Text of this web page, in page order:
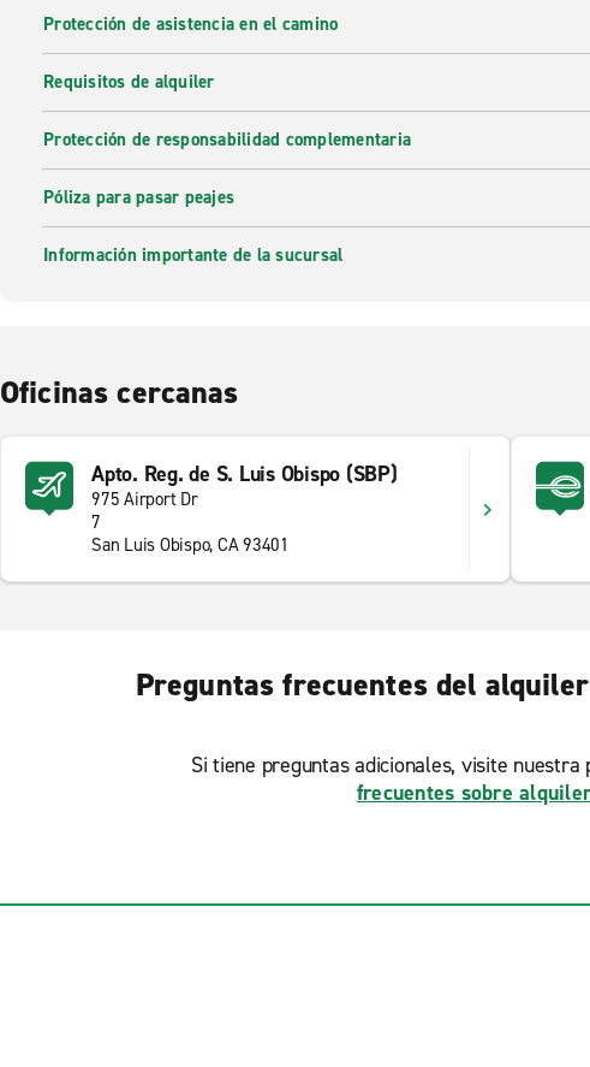
Protección de asistencia en el camino
Requisitos de alquiler
Protección de responsabilidad complementaria
Póliza para pasar peajes
Información importante de la sucursal
Oficinas cercanas
Apto. Reg. de S. Luis Obispo (SBP)
975 Airport Dr
7
San Luis Obispo, CA 93401
Preguntas frecuentes del
Si tiene preguntas adicionales, visite nuestra
frecuentes sobre